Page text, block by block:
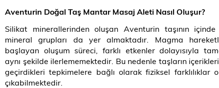
Aventurin Doğal Taş Mantar Masaj Aleti Nasıl Oluşur?
Silikat minerallerinden oluşan Aventurin taşının içinde
mineral grupları da yer almaktadır. Magma
başlayan oluşum süreci, farklı etkenler dolayısıyla
aynı şekilde ilerlememektedir. Bu nedenle taşların
geçirdikleri tepkimelere bağlı olarak fiziksel farklılıklar
çıkabilmektedir.